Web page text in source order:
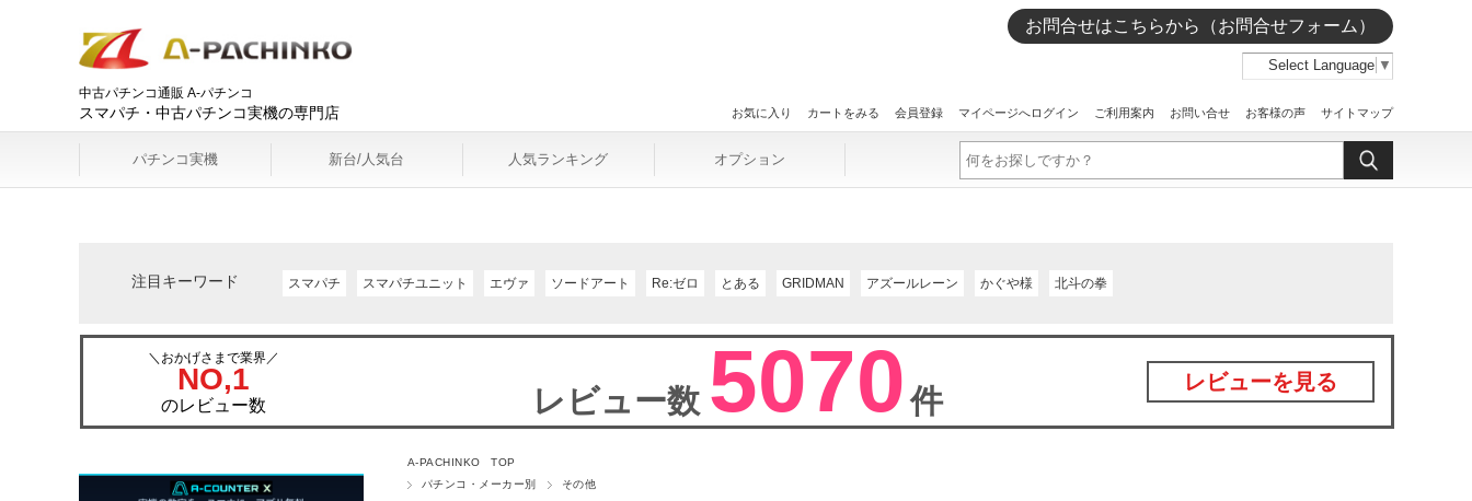
中古パチンコ通販 A-パチンコ
スマパチ・中古パチンコ実機の専門店
お問合せはこちらから（お問合せフォーム）
Select Language ▼
お気に入り カートをみる 会員登録 マイページへログイン ご利用案内 お問い合せ お客様の声 サイトマップ
パチンコ実機 新台/人気台 人気ランキング オプション
注目キーワード スマパチ スマパチユニット エヴァ ソードアート Re:ゼロ とある GRIDMAN アズールレーン かぐや様 北斗の拳
＼おかげさまで業界／
NO,1
のレビュー数 レビュー数 5070件
レビューを見る
A-PACHINKO TOP
パチンコ・メーカー別
その他